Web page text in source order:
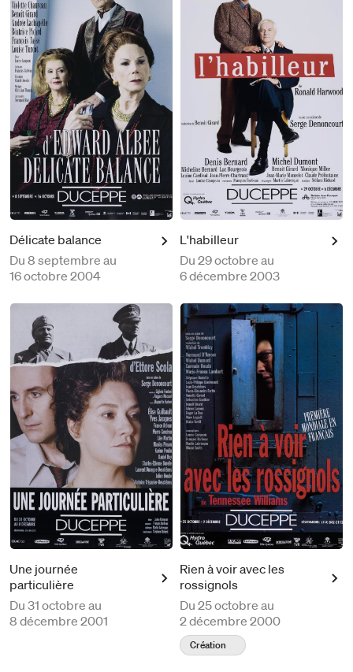
Délicate balance
Du 8 septembre au
16 octobre 2004
L'habilleur
Du 29 octobre au
6 décembre 2003
Une journée
particulière
Du 31 octobre au
8 décembre 2001
Rien à voir avec les
rossignols
Du 25 octobre au
2 décembre 2000
Création